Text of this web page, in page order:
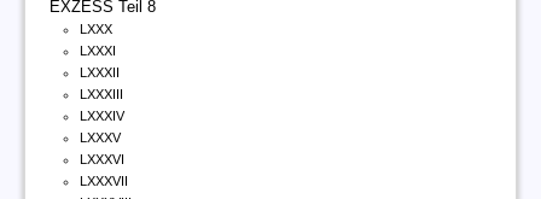
EXZESS Teil 8
LXXX
LXXXI
LXXXII
LXXXIII
LXXXIV
LXXXV
LXXXVI
LXXXVII